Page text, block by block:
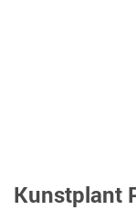
Kunstplant